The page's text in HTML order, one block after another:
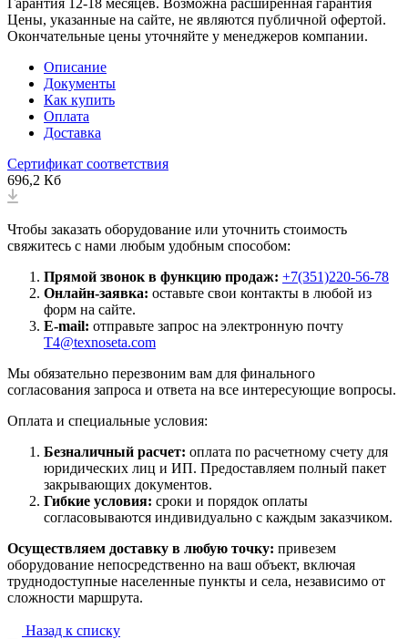
Цены, указанные на сайте, не являются публичной офертой.
Окончательные цены уточняйте у менеджеров компании.
Описание
Документы
Как купить
Оплата
Доставка
Сертификат соответствия
696,2 Кб
Чтобы заказать оборудование или уточнить стоимость
свяжитесь с нами любым удобным способом:
Прямой звонок в функцию продаж: +7(351)220-56-78
Онлайн-заявка: оставьте свои контакты в любой из
форм на сайте.
E-mail: отправьте запрос на электронную почту
T4@texnoseta.com
Мы обязательно перезвоним вам для финального
согласования запроса и ответа на все интересующие вопросы.
Оплата и специальные условия:
Безналичный расчет: оплата по расчетному счету для
юридических лиц и ИП. Предоставляем полный пакет
закрывающих документов.
Гибкие условия: сроки и порядок оплаты
согласовываются индивидуально с каждым заказчиком.
Осуществляем доставку в любую точку: привезем
оборудование непосредственно на ваш объект, включая
труднодоступные населенные пункты и села, независимо от
сложности маршрута.
Назад к списку